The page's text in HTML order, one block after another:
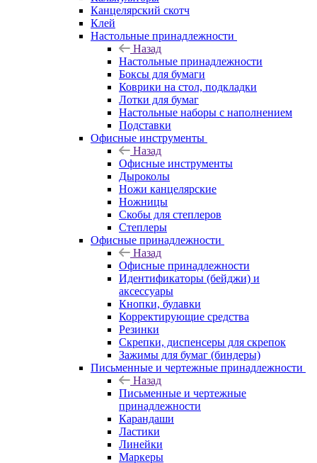
Канцелярский скотч
Клей
Настольные принадлежности
Назад
Настольные принадлежности
Боксы для бумаги
Коврики на стол, подкладки
Лотки для бумаг
Настольные наборы с наполнением
Подставки
Офисные инструменты
Назад
Офисные инструменты
Дыроколы
Ножи канцелярские
Ножницы
Скобы для степлеров
Степлеры
Офисные принадлежности
Назад
Офисные принадлежности
Идентификаторы (бейджи) и
аксессуары
Кнопки, булавки
Корректирующие средства
Резинки
Скрепки, диспенсеры для скрепок
Зажимы для бумаг (биндеры)
Письменные и чертежные принадлежности
Назад
Письменные и чертежные
принадлежности
Карандаши
Ластики
Линейки
Маркеры